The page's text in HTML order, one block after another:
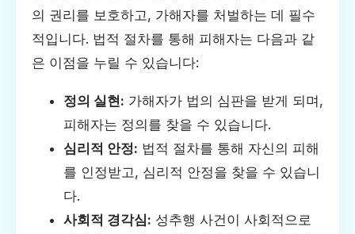
의 권리를 보호하고, 가해자를 처벌하는 데 필수
적입니다. 법적 절차를 통해 피해자는 다음과 같
은 이점을 누릴 수 있습니다:
정의 실현: 가해자가 법의 심판을 받게 되며,
피해자는 정의를 찾을 수 있습니다.
심리적 안정: 법적 절차를 통해 자신의 피해
를 인정받고, 심리적 안정을 찾을 수 있습니
다.
사회적 경각심: 성추행 사건이 사회적으로